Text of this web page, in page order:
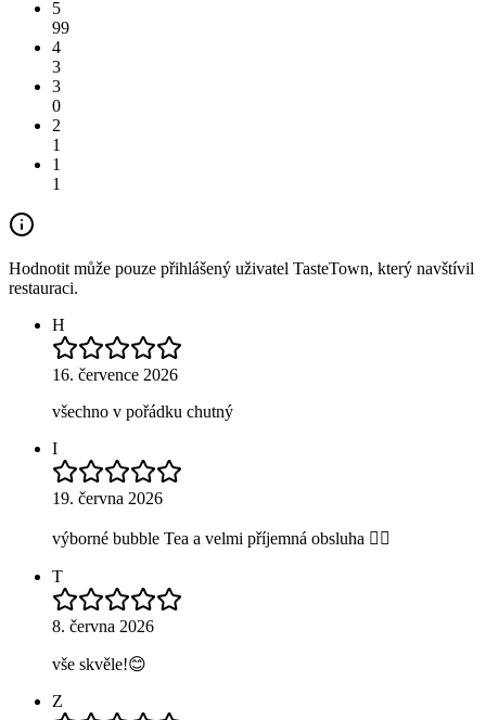
5
99
4
3
3
0
2
1
1
1
Hodnotit může pouze přihlášený uživatel TasteTown, který navštívil
restauraci.
H
16. července 2026
všechno v pořádku chutný
I
19. června 2026
výborné bubble Tea a velmi příjemná obsluha 👍🏻
T
8. června 2026
vše skvěle!😊
Z